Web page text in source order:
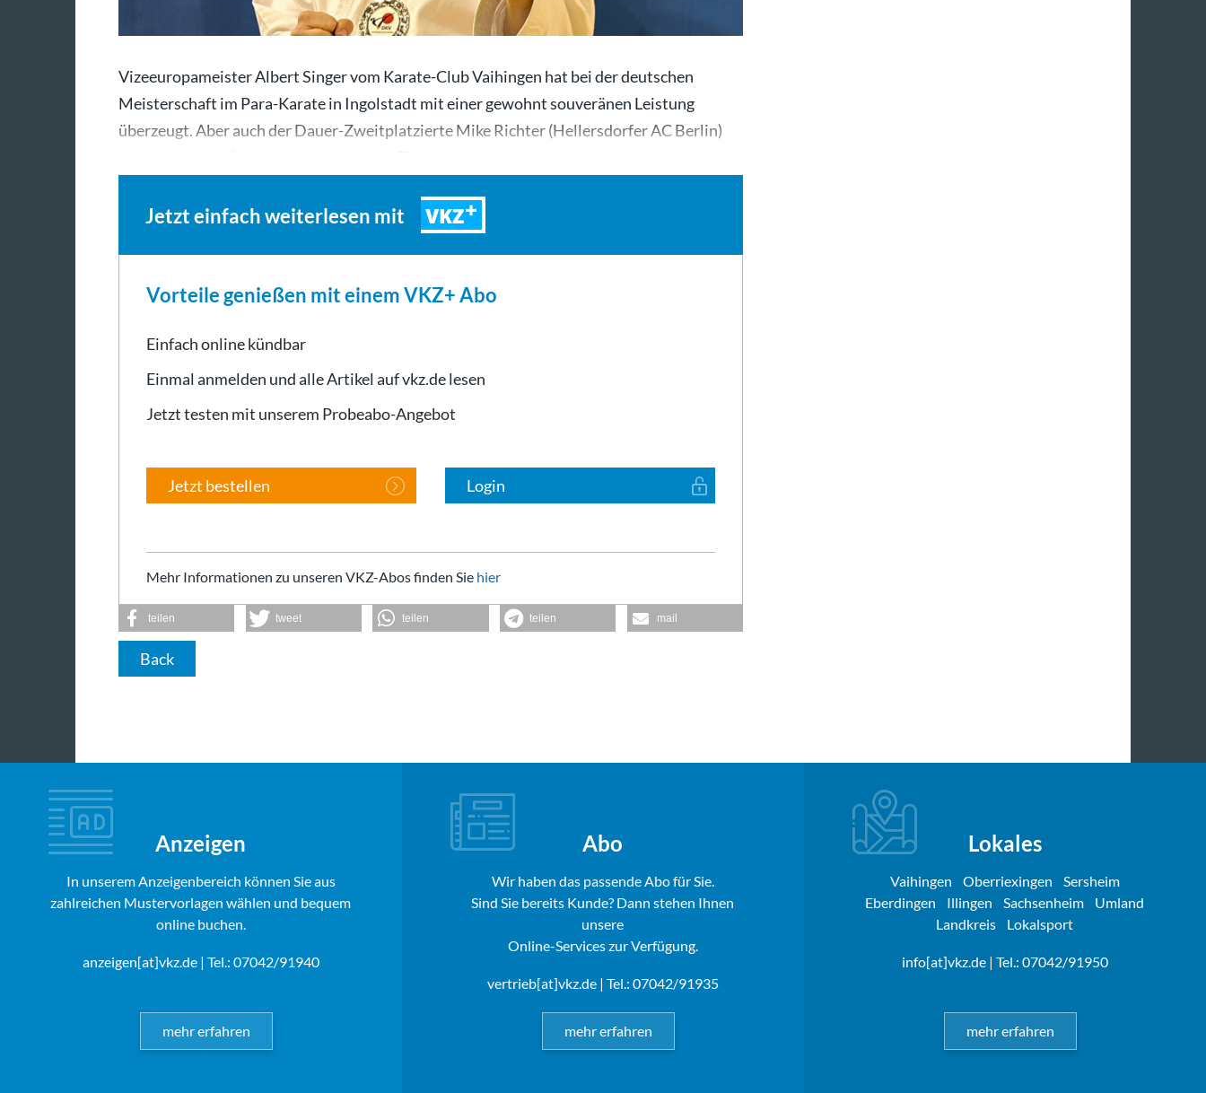
Vizeeuropameister Albert Singer vom Karate-Club Vaihingen hat bei der deutschen
Meisterschaft im Para-Karate in Ingolstadt mit einer gewohnt souveränen Leistung
überzeugt. Aber auch der Dauer-Zweitplatzierte Mike Richter (Hellersdorfer AC Berlin)
Jetzt einfach weiterlesen mit VKZ
Vorteile genießen mit einem VKZ+ Abo
Einfach online kündbar
Einmal anmelden und alle Artikel auf vkz.de lesen
Jetzt testen mit unserem Probeabo-Angebot
Jetzt bestellen Login
Mehr Informationen zu unseren VKZ-Abos finden Sie hier
teilen tweet teilen teilen mail
Back
Anzeigen
In unserem Anzeigenbereich können Sie aus
zahlreichen Mustervorlagen wählen und bequem
online buchen.
anzeigen[at]vkz.de| Tel.: 07042/91940
mehr erfahren
Abo
Wir haben das passende Abo für Sie.
Sind Sie bereits Kunde? Dann stehen Ihnen
unsere
Online-Services zur Verfügung.
vertrieb[at]vkz.de| Tel.: 07042/91935
mehr erfahren
Lokales
Vaihingen Oberriexingen
Sersheim
Eberdingen
Illingen Sachsenheim
Umland
Landkreis
Lokalsport
info[at]vkz.de| Tel.: 07042/91950
mehr erfahren